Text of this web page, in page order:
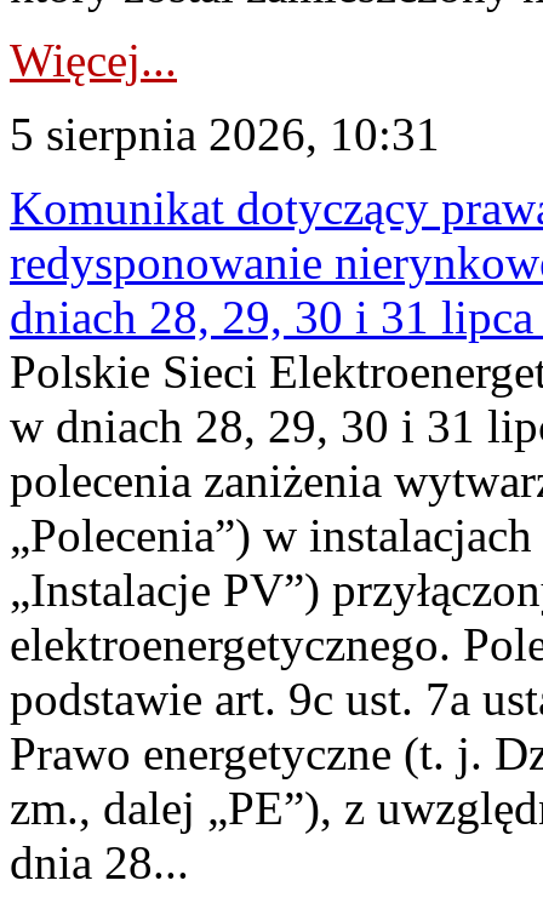
Więcej...
5 sierpnia 2026, 10:31
Komunikat dotyczący
redysponowanie
dniach 28, 29, 30 i 31
Polskie Sieci
w dniach 28, 29, 30 i 31
polecenia zaniżenia
„Polecenia”) w
„Instalacje PV”)
elektroenergetycznego.
podstawie art. 9c ust. 7a
Prawo energetyczne (t. j.
zm., dalej „PE”), z
dnia 28...